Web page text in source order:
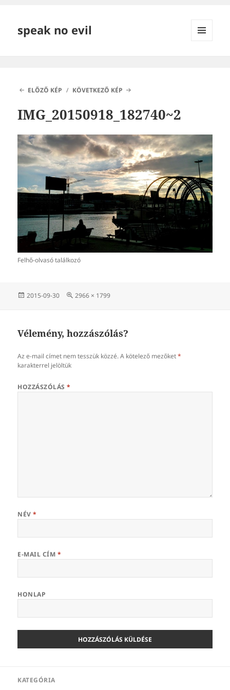
speak no evil
ELŐZŐ KÉP KÖVETKEZŐ KÉP
IMG_20150918_182740~2
Felhő-olvasó találkozó
Közzétéve
2015-09-30
Teljes
2966 × 1799
Vélemény, hozzászólás?
Az e-mail címet nem tesszük közzé. A kötelező mezőket*
karakterrel jelöltük
HOZZÁSZÓLÁS*
NÉV*
E-MAIL CÍM *
HONLAP
navigációKATEGÓRIA